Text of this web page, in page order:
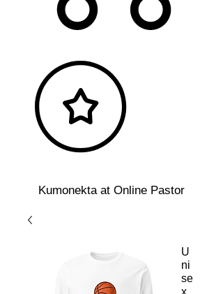
Kumonekta at Online Pastor
U
ni
se
x